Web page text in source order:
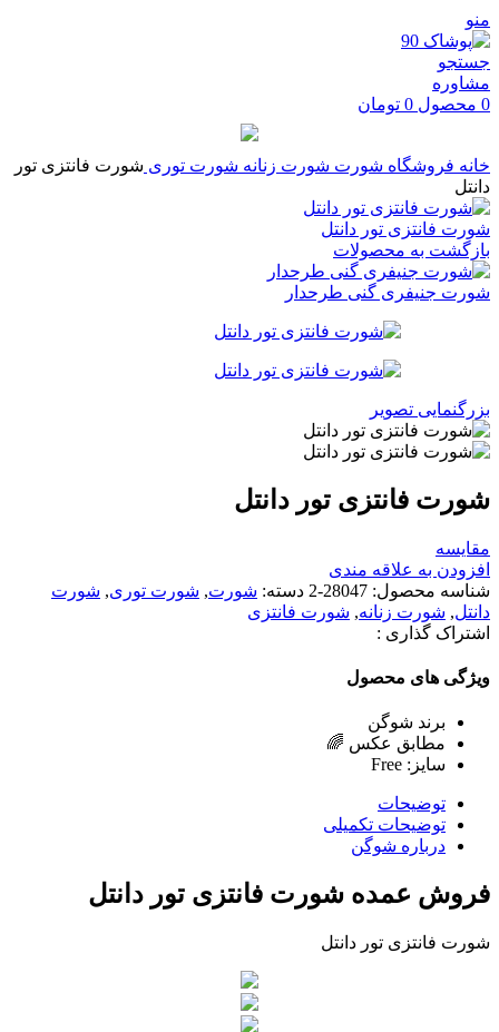
منو
جستجو
مشاوره
0 محصول 0 تومان
خانه فروشگاه شورت شورت زنانه شورت توری شورت فانتزی تور
دانتل
شورت فانتزی تور دانتل
بازگشت به محصولات
شورت جنیفری گنی طرحدار
بزرگنمایی تصویر
شورت فانتزی تور دانتل
مقایسه
افزودن به علاقه مندی
شناسه محصول: 28047-2 دسته: شورت, شورت توری, شورت
دانتل, شورت زنانه, شورت فانتزی
اشتراک گذاری :
ویژگی های محصول
برند شوگن
مطابق عکس 🌈
سایز: Free
توضیحات
توضیحات تکمیلی
درباره شوگن
فروش عمده شورت فانتزی تور دانتل
شورت فانتزی تور دانتل